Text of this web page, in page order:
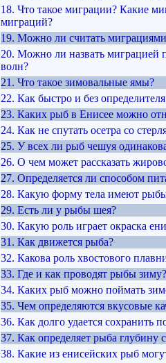
18. Что такое миграции? Какие
миграций?
19. Можно ли считать
20. Можно ли назвать миграцией
волн?
21. Что такое зимовальные ямы?
22. Как быстро и без
23. Каких рыб в Енисее можно
24. Как не спутать осетра со
25. У всех ли рыб чешуя
26. О чем может рассказать
27. Определяется ли способом
28. Какую форму тела имеют
29. Есть ли у рыбы шея?
30. Какую роль играет окраска
31. Как движется рыба?
32. Какова роль хвостового
33. Где и как проводят рыбы зиму?
34. Каких рыб можно поймать
35. Чем определяются вкусовые
36. Как долго удается
37. Как определяет рыба глубину
38. Какие из енисейских рыб